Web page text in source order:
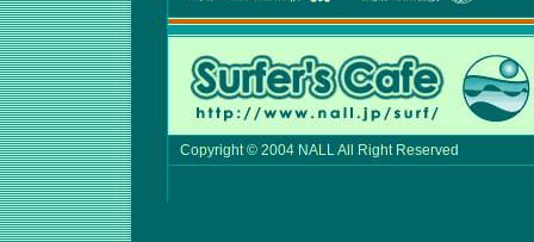
Copyright © 2004 NALL All Right Reserved